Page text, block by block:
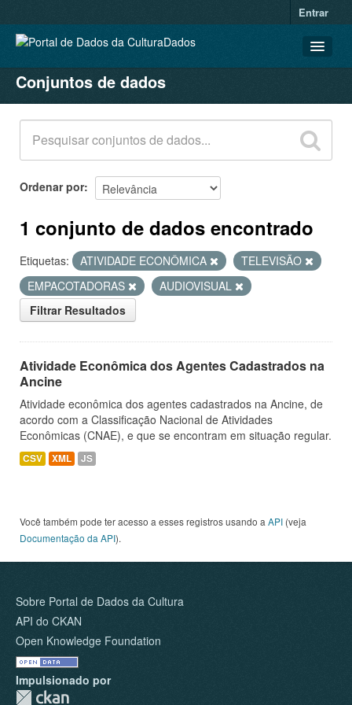
Entrar
CONJUNTOS DE DADOS
ORGANIZAÇÕES
GRUPOS
SOBRE
Conjuntos de dados
Ordenar por
1 conjunto de dados encontrado
Etiquetas: ATIVIDADE ECONÔMICA
TELEVISÃO
EMPACOTADORAS
AUDIOVISUAL
Filtrar Resultados
Atividade Econômica dos Agentes Cadastrados na
Ancine
Atividade econômica dos agentes cadastrados na Ancine, de
acordo com a Classificação Nacional de Atividades
Econômicas (CNAE), e que se encontram em situação regular.
CSV XML JS
Você também pode ter acesso a esses registros usando a API (veja
Documentação da API).
Sobre Portal de Dados da Cultura
API do CKAN
Open Knowledge Foundation
Impulsionado por